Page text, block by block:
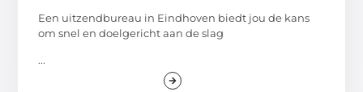
Een uitzendbureau in Eindhoven biedt jou de kans
om snel en doelgericht aan de slag
...